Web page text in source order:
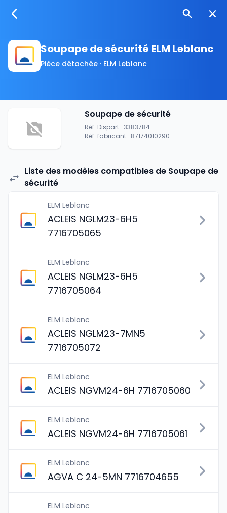
Soupape de sécurité ELM Leblanc
Pièce détachée · ELM Leblanc
Soupape de sécurité
Réf. Dispart : 3383784
Réf. fabricant : 87174010290
Liste des modèles compatibles de Soupape de
sécurité
ELM Leblanc
ACLEIS NGLM23-6H5
7716705065
ELM Leblanc
ACLEIS NGLM23-6H5
7716705064
ELM Leblanc
ACLEIS NGLM23-7MN5
7716705072
ELM Leblanc
ACLEIS NGVM24-6H 7716705060
ELM Leblanc
ACLEIS NGVM24-6H 7716705061
ELM Leblanc
AGVA C 24-5MN 7716704655
ELM Leblanc